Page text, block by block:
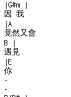
|G#m
|
因 我
|A
竟然又會
B
|
遇見
|E
你
-
-